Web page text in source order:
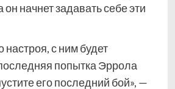
он начнет задавать себе эти
настроя, с ним будет
попытка Эррола
его последний бой», —